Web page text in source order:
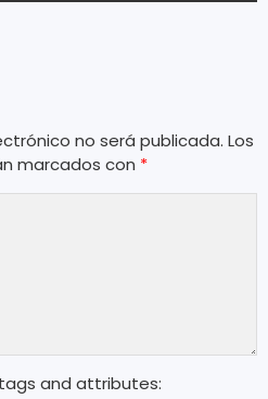
no será publicada. Los
marcados con *
tags and attributes: